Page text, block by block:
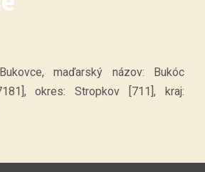
maďarský názov: Bukóc
okres: Stropkov [711], kraj: